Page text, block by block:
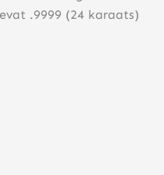
.9999 (24 karaats)